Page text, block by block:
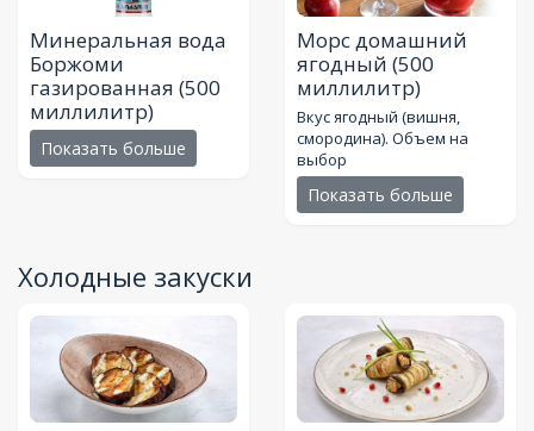
Минеральная вода
Боржоми
газированная (500
миллилитр)
Показать больше
Морс домашний
ягодный (500
миллилитр)
Вкус ягодный (вишня,
смородина). Объем на
выбор
Показать больше
Холодные закуски